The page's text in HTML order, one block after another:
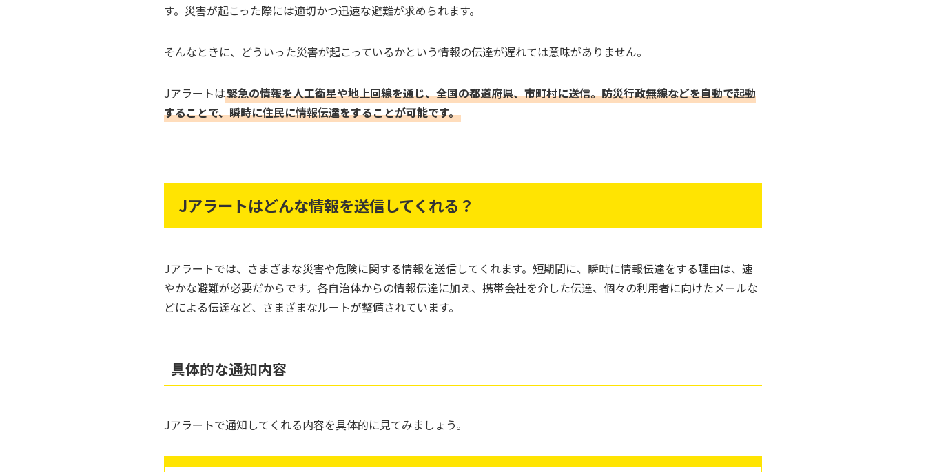
す。災害が起こった際には適切かつ迅速な避難が求められます。
そんなときに、どういった災害が起こっているかという情報の伝達が遅れては意味がありません。
Jアラートは緊急の情報を人工衛星や地上回線を通じ、全国の都道府県、市町村に送信。防災行政無線などを自動で起動
することで、瞬時に住民に情報伝達をすることが可能です。
Jアラートはどんな情報を送信してくれる？
Jアラートでは、さまざまな災害や危険に関する情報を送信してくれます。短期間に、瞬時に情報伝達をする理由は、速
やかな避難が必要だからです。各自治体からの情報伝達に加え、携帯会社を介した伝達、個々の利用者に向けたメールな
どによる伝達など、さまざまなルートが整備されています。
具体的な通知内容
Jアラートで通知してくれる内容を具体的に見てみましょう。